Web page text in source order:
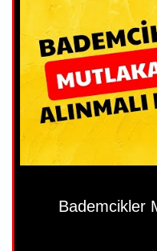
Bademcikler